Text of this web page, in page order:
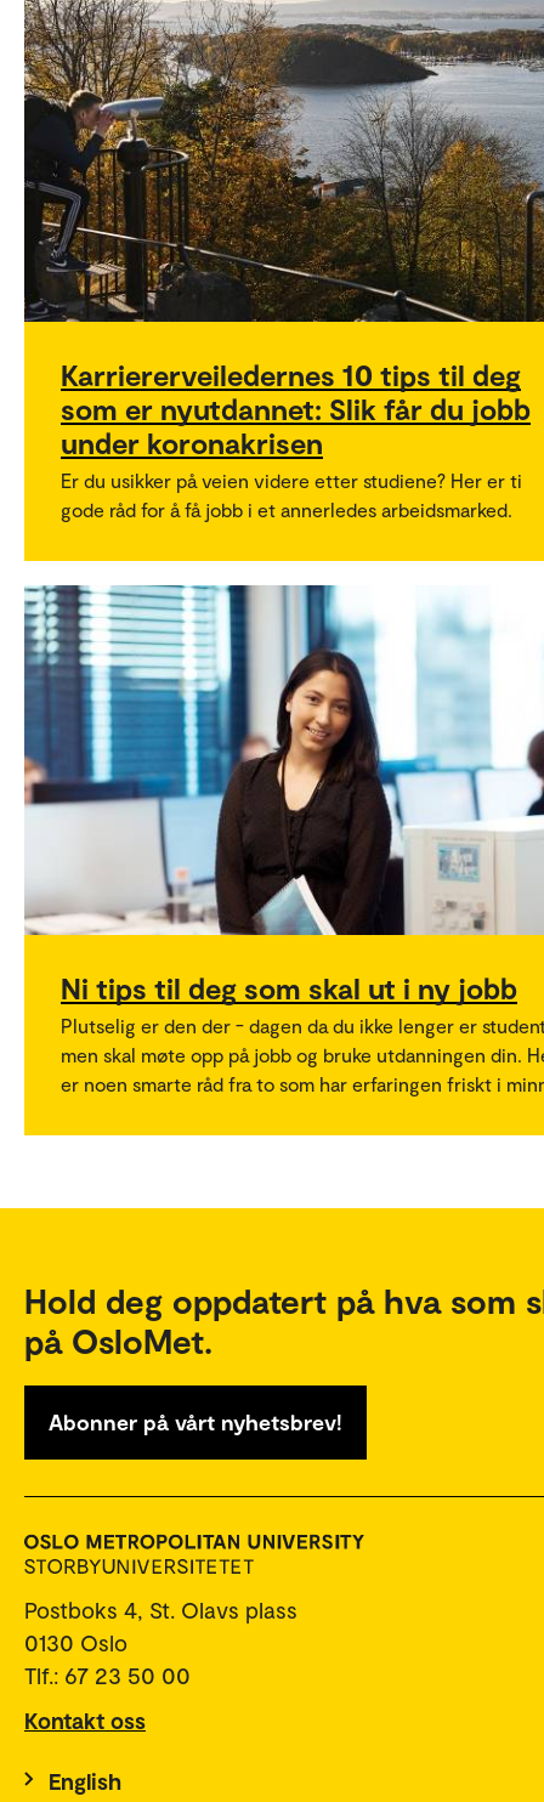
Karriererveiledernes 10 tips til deg
som er nyutdannet: Slik får du jobb
under koronakrisen
Er du usikker på veien videre etter studiene? Her er ti
gode råd for å få jobb i et annerledes arbeidsmarked.
Ni tips til deg som skal ut i ny jobb
Plutselig er den der - dagen da du ikke lenger er
men skal møte opp på jobb og bruke utdanningen din.
er noen smarte råd fra to som har erfaringen friskt i
Hold deg oppdatert på hva som
på OsloMet.
Abonner på vårt nyhetsbrev!
Postboks 4, St. Olavs plass
0130 Oslo
Tlf.: 67 23 50 00
Kontakt oss
English